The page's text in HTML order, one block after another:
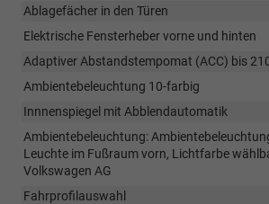
Ablagefächer in den Türen
Elektrische Fensterheber vorne und hinten
Adaptiver Abstandstempomat (ACC) bis
Ambientebeleuchtung 10-farbig
Innnenspiegel mit Abblendautomatik
Ambientebeleuchtung:
Leuchte im Fußraum vorn, Lichtfarbe
Volkswagen AG
Fahrprofilauswahl